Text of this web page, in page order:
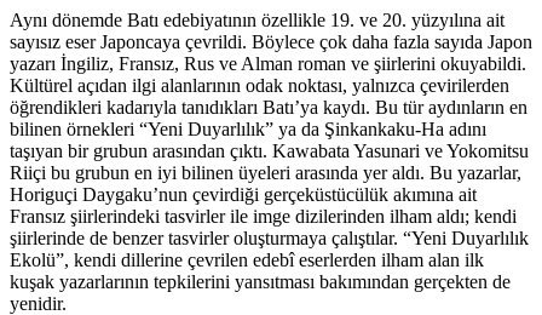
Aynı dönemde Batı edebiyatının özellikle 19. ve 20. yüzyılına ait
sayısız eser Japoncaya çevrildi. Böylece çok daha fazla sayıda Japon
yazarı İngiliz, Fransız, Rus ve Alman roman ve şiirlerini okuyabildi.
Kültürel açıdan ilgi alanlarının odak noktası, yalnızca çevirilerden
öğrendikleri kadarıyla tanıdıkları Batı’ya kaydı. Bu tür aydınların en
bilinen örnekleri “Yeni Duyarlılık” ya da Şinkankaku-Ha adını
taşıyan bir grubun arasından çıktı. Kawabata Yasunari ve Yokomitsu
Riiçi bu grubun en iyi bilinen üyeleri arasında yer aldı. Bu yazarlar,
Horiguçi Daygaku’nun çevirdiği gerçeküstücülük akımına ait
Fransız şiirlerindeki tasvirler ile imge dizilerinden ilham aldı; kendi
şiirlerinde de benzer tasvirler oluşturmaya çalıştılar. “Yeni Duyarlılık
Ekolü”, kendi dillerine çevrilen edebî eserlerden ilham alan ilk
kuşak yazarlarının tepkilerini yansıtması bakımından gerçekten de
yenidir.